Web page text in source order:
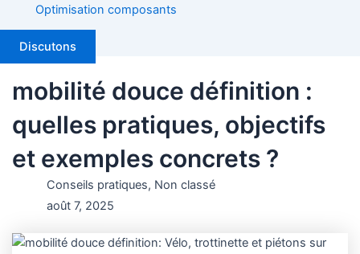
Optimisation composants
Discutons
mobilité douce définition :
quelles pratiques, objectifs
et exemples concrets ?
Conseils pratiques, Non classé
août 7, 2025